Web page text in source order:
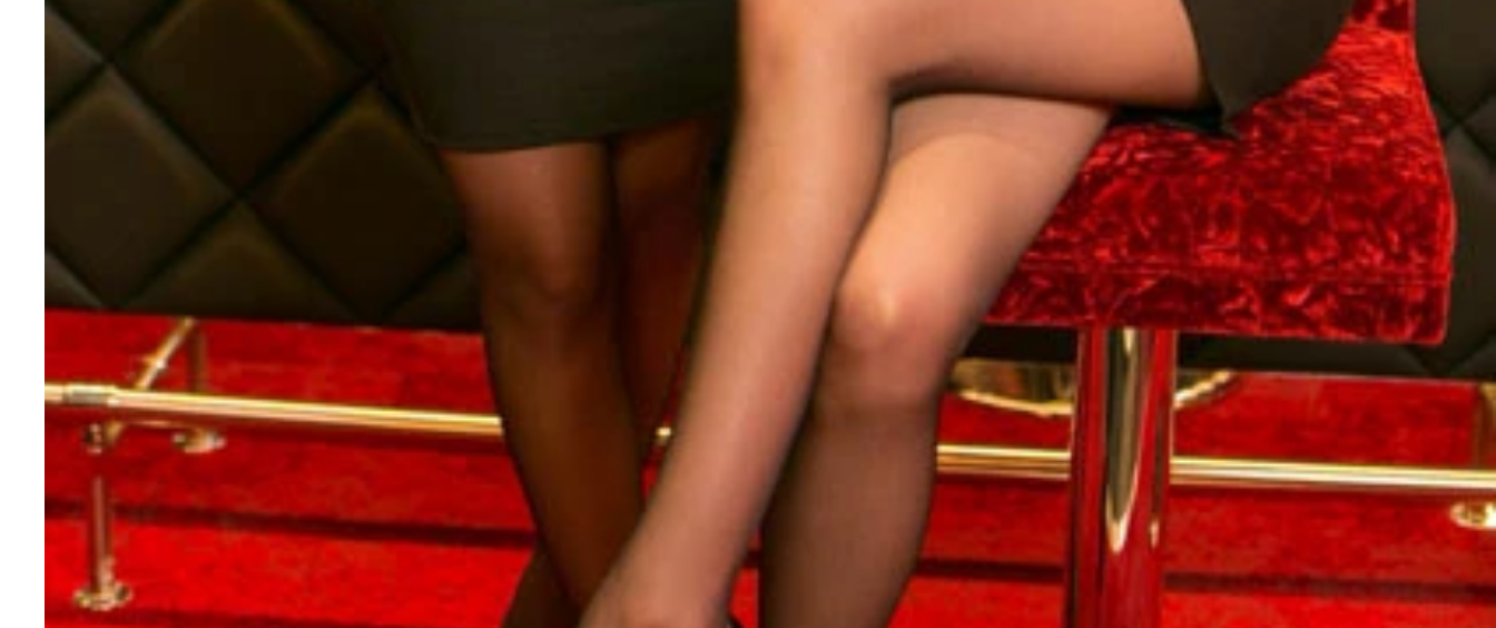
“日本一可愛い女子高生”として人気を博し、今年はホノルルトライアスロンを完走したグラドルの佐山彩香